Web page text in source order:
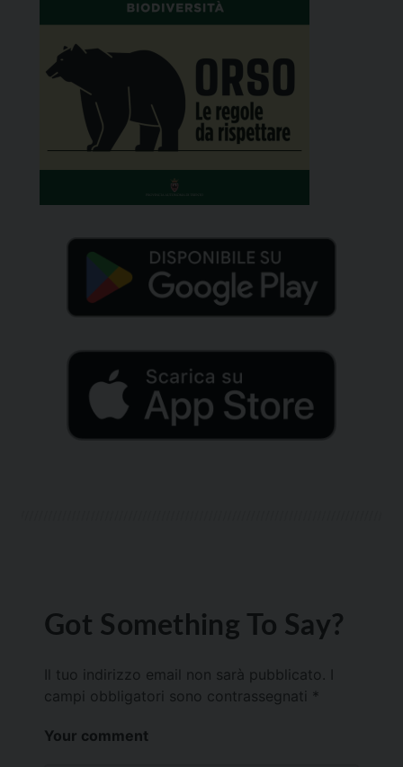
Got Something To Say?
Il tuo indirizzo email non sarà pubblicato.
campi obbligatori sono contrassegnati *
Your comment